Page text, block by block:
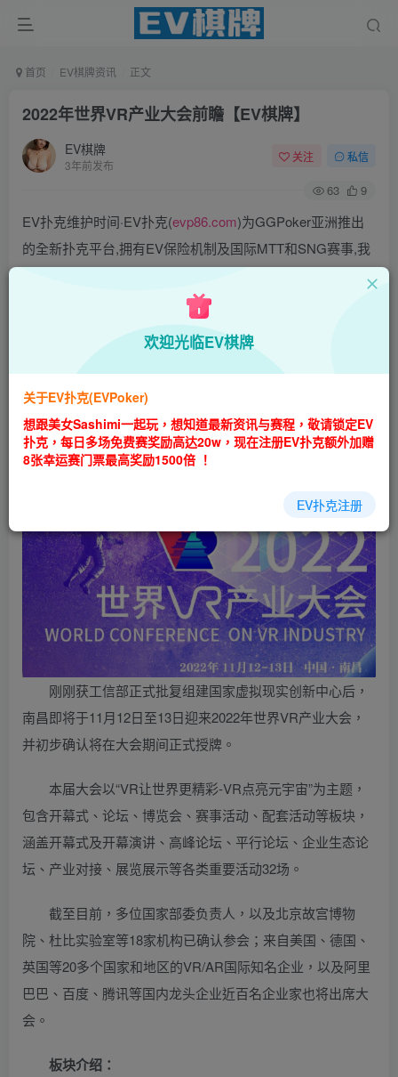
首页 EV棋牌资讯 正文
2022年世界VR产业大会前瞻【EV棋牌】
EV棋牌
3年前发布
关注 私信
63 9
EV扑克维护时间·EV扑克(evp86.com)为GGPoker亚洲推出
的全新扑克平台,拥有EV保险机制及国际MTT和SNG赛事,我
们具备完善的国际认可,致力提供国内最公平与公正的竞技环
乐场|EV扑克小游戏——EV扑克导航(www.evpks.com)
乐场|EV扑克游戏网址发布页——EV扑克下载
(www.evpk66.com)
刚刚获工信部正式批复组建国家虚拟现实创新中心后，
南昌即将于11月12日至13日迎来2022年世界VR产业大会，
并初步确认将在大会期间正式授牌。
本届大会以“VR让世界更精彩-VR点亮元宇宙”为主题，
包含开幕式、论坛、博览会、赛事活动、配套活动等板块，
涵盖开幕式及开幕演讲、高峰论坛、平行论坛、企业生态论
坛、产业对接、展览展示等各类重要活动32场。
截至目前，多位国家部委负责人，以及北京故宫博物
院、杜比实验室等18家机构已确认参会；来自美国、德国、
英国等20多个国家和地区的VR/AR国际知名企业，以及阿里
巴巴、百度、腾讯等国内龙头企业近百名企业家也将出席大
会。
板块介绍：
欢迎光临EV棋牌
关于EV扑克(EVPoker)
想跟美女Sashimi一起玩，想知道最新资讯与赛程，敬请锁定EV
扑克，每日多场免费赛奖励高达20w，现在注册EV扑克额外加赠
8张幸运赛门票最高奖励1500倍 ！
EV扑克注册